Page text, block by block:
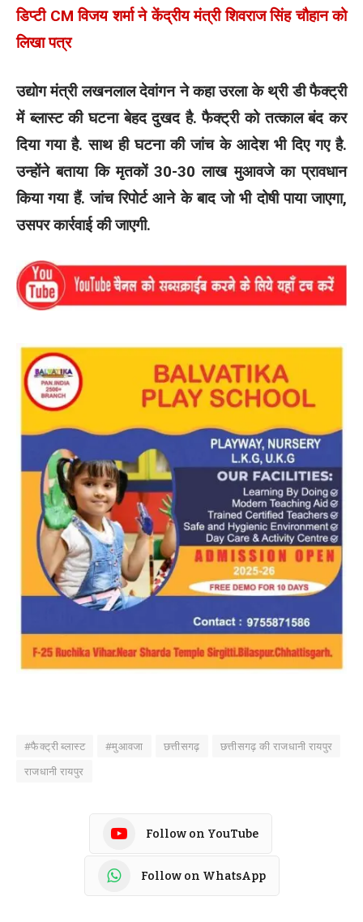
डिप्टी CM विजय शर्मा ने केंद्रीय मंत्री शिवराज सिंह चौहान को
लिखा पत्र
उद्योग मंत्री लखनलाल देवांगन ने कहा उरला के थ्री डी फैक्ट्री
में ब्लास्ट की घटना बेहद दुखद है. फैक्ट्री को तत्काल बंद कर
दिया गया है. साथ ही घटना की जांच के आदेश भी दिए गए है.
उन्होंने बताया कि मृतकों 30-30 लाख मुआवजे का प्रावधान
किया गया हैं. जांच रिपोर्ट आने के बाद जो भी दोषी पाया जाएगा,
उसपर कार्रवाई की जाएगी.
#फैक्ट्री ब्लास्ट #मुआवजा छत्तीसगढ़
छत्तीसगढ़ की राजधानी रायपुर
राजधानी रायपुर
Follow on YouTube
Follow on WhatsApp